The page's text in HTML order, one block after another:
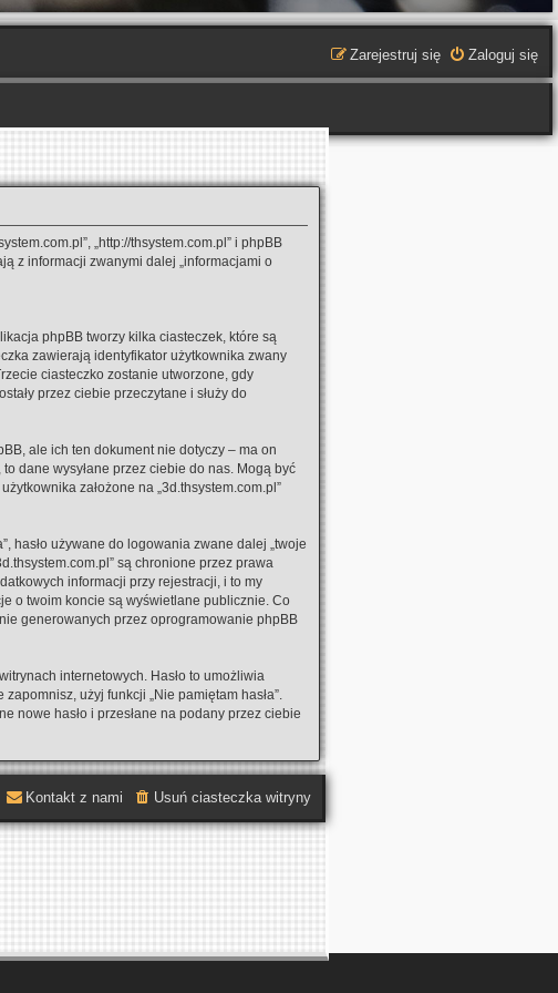
Zaloguj się
Zarejestruj się
„http://thsystem.com.pl” i phpBB
z informacji zwanymi dalej „informacjami o
phpBB tworzy kilka ciasteczek, które są
zawierają identyfikator użytkownika zwany
ciasteczko zostanie utworzone, gdy
przez ciebie przeczytane i służy do
ale ich ten dokument nie dotyczy – ma on
dane wysyłane przez ciebie do nas. Mogą być
założone na „3d.thsystem.com.pl”
hasło używane do logowania zwane dalej „twoje
są chronione przez prawa
informacji przy rejestracji, i to my
o twoim koncie są wyświetlane publicznie. Co
generowanych przez oprogramowanie phpBB
internetowych. Hasło to umożliwia
zapomnisz, użyj funkcji „Nie pamiętam hasła”.
nowe hasło i przesłane na podany przez ciebie
Usuń ciasteczka witryny
Kontakt z nami